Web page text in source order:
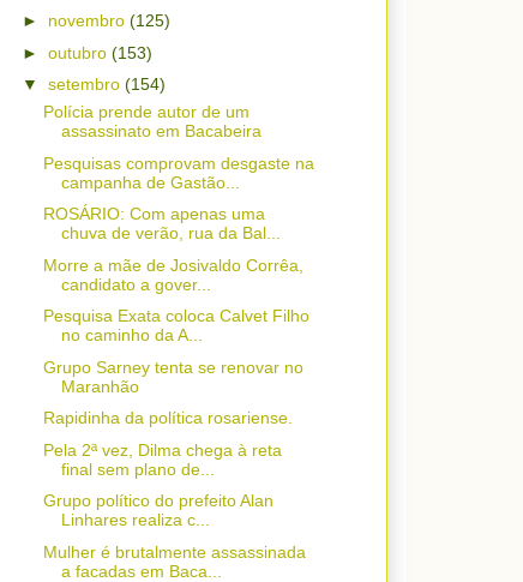
► novembro (125)
► outubro (153)
▼ setembro (154)
Polícia prende autor de um
assassinato em Bacabeira
Pesquisas comprovam desgaste na
campanha de Gastão...
ROSÁRIO: Com apenas uma
chuva de verão, rua da Bal...
Morre a mãe de Josivaldo Corrêa,
candidato a gover...
Pesquisa Exata coloca Calvet Filho
no caminho da A...
Grupo Sarney tenta se renovar no
Maranhão
Rapidinha da política rosariense.
Pela 2ª vez, Dilma chega à reta
final sem plano de...
Grupo político do prefeito Alan
Linhares realiza c...
Mulher é brutalmente assassinada
a facadas em Baca...